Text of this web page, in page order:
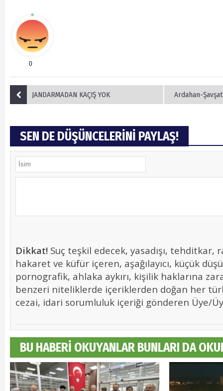
0
JANDARMADAN KAÇIŞ YOK Ardahan-
SEN DE DÜŞÜNCELERİNİ PAYLAŞ!
Dikkat! Suç teşkil edecek, yasadışı, tehditkar,
hakaret ve küfür içeren, aşağılayıcı, küçük
pornografik, ahlaka aykırı, kişilik haklarına
benzeri niteliklerde içeriklerden doğan her
cezai, idari sorumluluk içeriği gönderen Üye/
BU HABERİ OKUYANLAR BUNLARI DA